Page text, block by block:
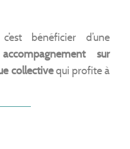
bénéficier d’une
accompagnement sur
collectivequi profite à